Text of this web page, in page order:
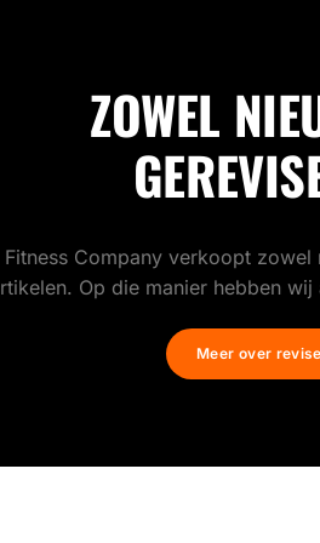
ZOWEL
Fitness Company verkoopt zowel
Op die manier hebben
Meer over